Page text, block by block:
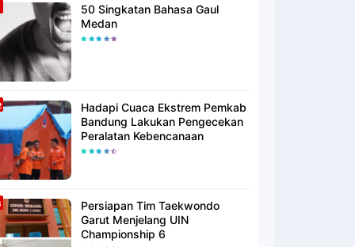
50 Singkatan Bahasa Gaul
Medan
Hadapi Cuaca Ekstrem Pemkab
Bandung Lakukan Pengecekan
Peralatan Kebencanaan
Persiapan Tim Taekwondo
Garut Menjelang UIN
Championship 6